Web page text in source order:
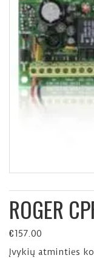
ROGER
€157.00
Įvykių atminties